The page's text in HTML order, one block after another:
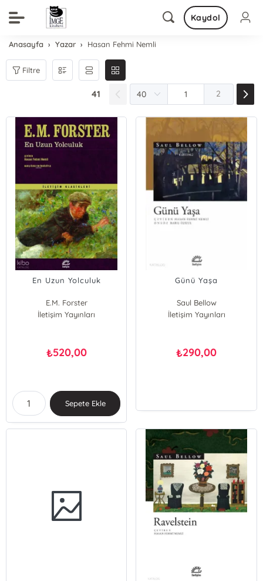
Kaydol
Anasayfa Yazar Hasan Fehmi Nemli
Filtre
41 2
En Uzun Yolculuk
E.M. Forster
İletişim Yayınları
₺520,00
Sepete Ekle
Günü Yaşa
Saul Bellow
İletişim Yayınları
₺290,00